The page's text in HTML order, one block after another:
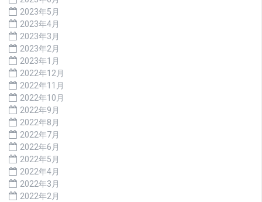
2023年5月
2023年4月
2023年3月
2023年2月
2023年1月
2022年12月
2022年11月
2022年10月
2022年9月
2022年8月
2022年7月
2022年6月
2022年5月
2022年4月
2022年3月
2022年2月